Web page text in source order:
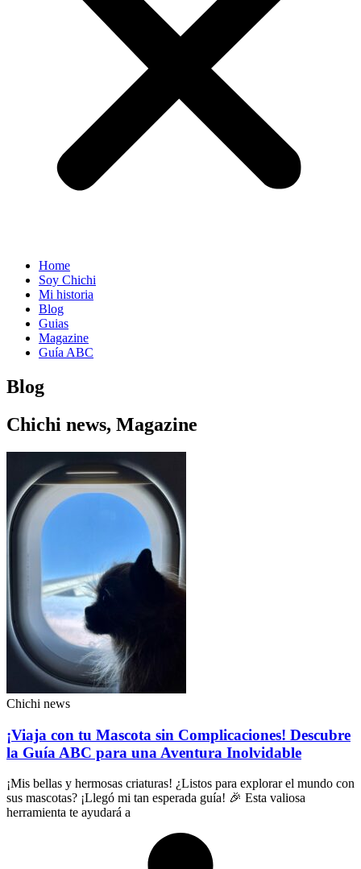
Home
Soy Chichi
Mi historia
Blog
Guias
Magazine
Guía ABC
Blog
Chichi news, Magazine
Chichi news
¡Viaja con tu Mascota sin Complicaciones! Descubre
la Guía ABC para una Aventura Inolvidable
¡Mis bellas y hermosas criaturas! ¿Listos para explorar el mundo con
sus mascotas? ¡Llegó mi tan esperada guía! 🎉 Esta valiosa
herramienta te ayudará a